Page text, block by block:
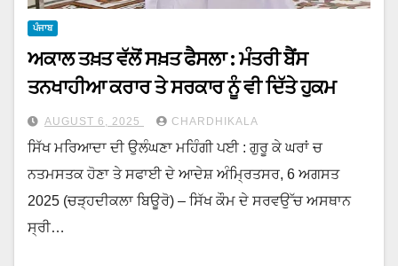
ਪੰਜਾਬ
ਅਕਾਲ ਤਖ਼ਤ ਵੱਲੋਂ ਸਖ਼ਤ ਫੈਸਲਾ : ਮੰਤਰੀ ਬੈਂਸ
ਤਨਖਾਹੀਆ ਕਰਾਰ ਤੇ ਸਰਕਾਰ ਨੂੰ ਵੀ ਦਿੱਤੇ ਹੁਕਮ
AUGUST 6, 2025 CHARDHIKALA
ਸਿੱਖ ਮਰਿਆਦਾ ਦੀ ਉਲੰਘਣਾ ਮਹਿੰਗੀ ਪਈ : ਗੁਰੂ ਕੇ ਘਰਾਂ ਚ
ਨਤਮਸਤਕ ਹੋਣਾ ਤੇ ਸਫਾਈ ਦੇ ਆਦੇਸ਼ ਅੰਮ੍ਰਿਤਸਰ, 6 ਅਗਸਤ
2025 (ਚੜ੍ਹਦੀਕਲਾ ਬਿਊਰੋ) – ਸਿੱਖ ਕੌਮ ਦੇ ਸਰਵਉੱਚ ਅਸਥਾਨ
ਸ੍ਰੀ…